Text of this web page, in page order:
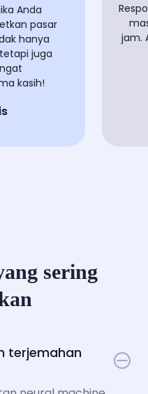
Respon
masalah
jam.
sering
terjemahan